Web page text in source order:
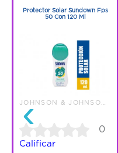
‹
Protector Solar Sundown Fps
50 Con 120 Ml
0
Calificar